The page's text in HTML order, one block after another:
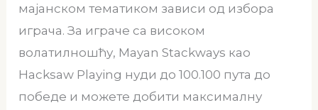
мајанском тематиком зависи од избора
играча. За играче са високом
волатилношћу, Mayan Stackways као
Hacksaw Playing нуди до 100.100 пута до
победе и можете добити максималну